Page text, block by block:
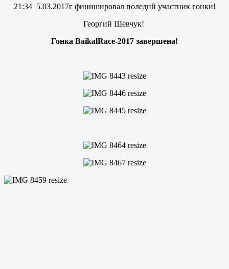
21:34 5.03.2017г финишировал поледнй участник гонки!
Георгий Шевчук!
Гонка BaikalRace-2017 завершена!